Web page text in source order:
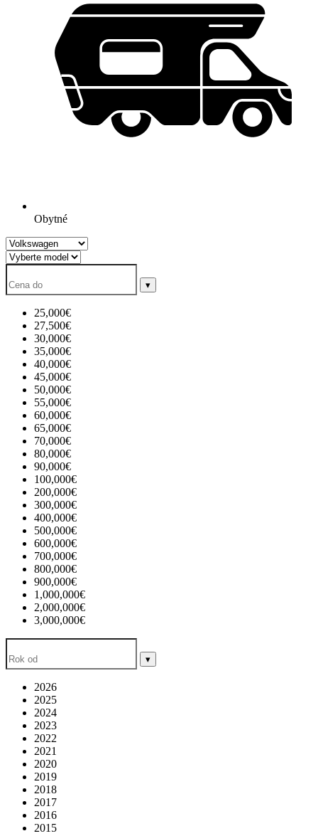
Obytné
▾
25,000€
27,500€
30,000€
35,000€
40,000€
45,000€
50,000€
55,000€
60,000€
65,000€
70,000€
80,000€
90,000€
100,000€
200,000€
300,000€
400,000€
500,000€
600,000€
700,000€
800,000€
900,000€
1,000,000€
2,000,000€
3,000,000€
▾
2026
2025
2024
2023
2022
2021
2020
2019
2018
2017
2016
2015